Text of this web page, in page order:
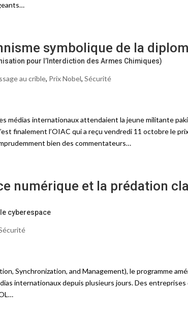
symbolique de la
pour l’Interdiction des Armes Chimiques)
au crible, Prix Nobel, Sécurité
médias internationaux attendaient la jeune militante
finalement l’OIAC qui a reçu vendredi 11 octobre le
bien des commentateurs…
numérique et la prédation
cyberespace
Synchronization, and Management), le programme
internationaux depuis plusieurs jours. Des